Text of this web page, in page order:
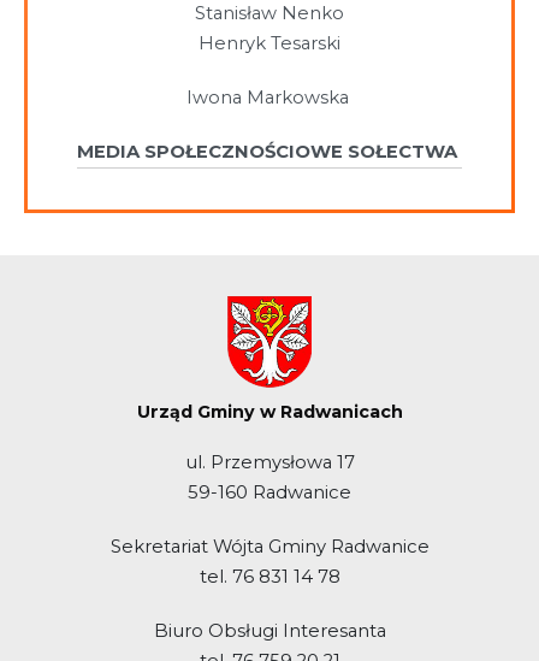
Stanisław Nenko
Henryk Tesarski
Iwona Markowska
MEDIA SPOŁECZNOŚCIOWE SOŁECTWA
Urząd Gminy w Radwanicach
ul. Przemysłowa 17
59-160 Radwanice
Sekretariat Wójta Gminy Radwanice
tel. 76 831 14 78
Biuro Obsługi Interesanta